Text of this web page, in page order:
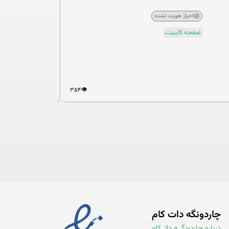
احراز هویت نشده
صفحه کابینت
👁️۳۵۴
چاردونگه دات کام